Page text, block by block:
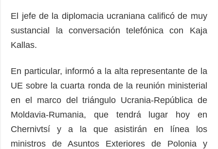
El jefe de la diplomacia ucraniana calificó de muy
sustancial la conversación telefónica con Kaja
Kallas.
En particular, informó a la alta representante de la
UE sobre la cuarta ronda de la reunión ministerial
en el marco del triángulo Ucrania-República de
Moldavia-Rumania, que tendrá lugar hoy en
Chernivtsí y a la que asistirán en línea los
ministros de Asuntos Exteriores de Polonia y